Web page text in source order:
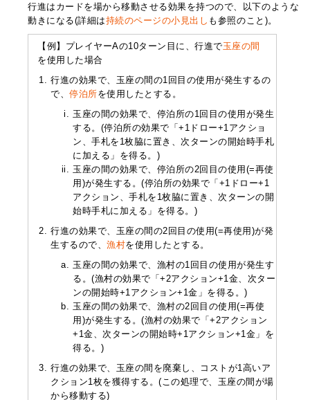
行進はカードを場から移動させる効果を持つので、以下のような
動きになる(詳細は持続のページの小見出し も参照のこと)。
【例】プレイヤーAの10ターン目に、行進で玉座の間
を使用した場合
行進の効果で、玉座の間の1回目の使用が発生するの
で、停泊所を使用したとする。
玉座の間の効果で、停泊所の1回目の使用が発生
する。(停泊所の効果で「+1ドロー+1アクショ
ン、手札を1枚脇に置き、次ターンの開始時手札
に加える」を得る。)
玉座の間の効果で、停泊所の2回目の使用(=再使
用)が発生する。(停泊所の効果で「+1ドロー+1
アクション、手札を1枚脇に置き、次ターンの開
始時手札に加える」を得る。)
行進の効果で、玉座の間の2回目の使用(=再使用)が発
生するので、漁村を使用したとする。
玉座の間の効果で、漁村の1回目の使用が発生す
る。(漁村の効果で「+2アクション+1金、次ター
ンの開始時+1アクション+1金」を得る。)
玉座の間の効果で、漁村の2回目の使用(=再使
用)が発生する。(漁村の効果で「+2アクション
+1金、次ターンの開始時+1アクション+1金」を
得る。)
行進の効果で、玉座の間を廃棄し、コストが1高いア
クション1枚を獲得する。(この処理で、玉座の間が場
から移動する)